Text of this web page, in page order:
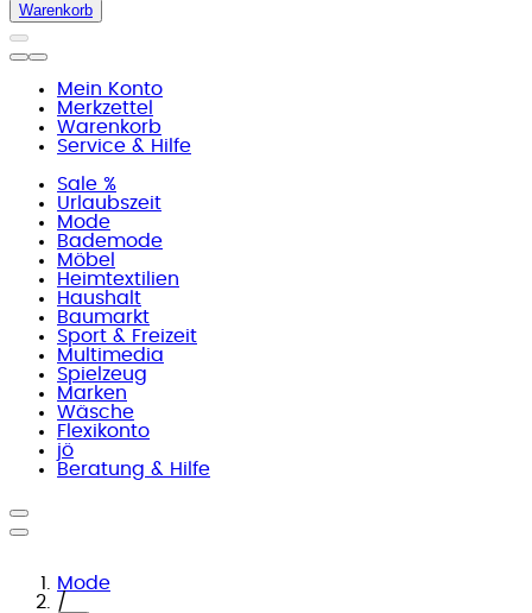
Warenkorb
Mein Konto
Merkzettel
Warenkorb
Service & Hilfe
Sale %
Urlaubszeit
Mode
Bademode
Möbel
Heimtextilien
Haushalt
Baumarkt
Sport & Freizeit
Multimedia
Spielzeug
Marken
Wäsche
Flexikonto
jö
Beratung & Hilfe
Mode
/